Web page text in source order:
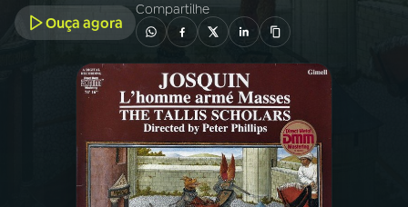
PROGRAMAÇÃO
PROGRAMAS
Ouça agora
Compartilhe